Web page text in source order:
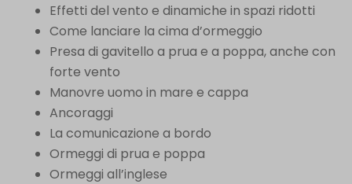
Effetti del vento e dinamiche in spazi ridotti
Come lanciare la cima d’ormeggio
Presa di gavitello a prua e a poppa, anche con
forte vento
Manovre uomo in mare e cappa
Ancoraggi
La comunicazione a bordo
Ormeggi di prua e poppa
Ormeggi all’inglese